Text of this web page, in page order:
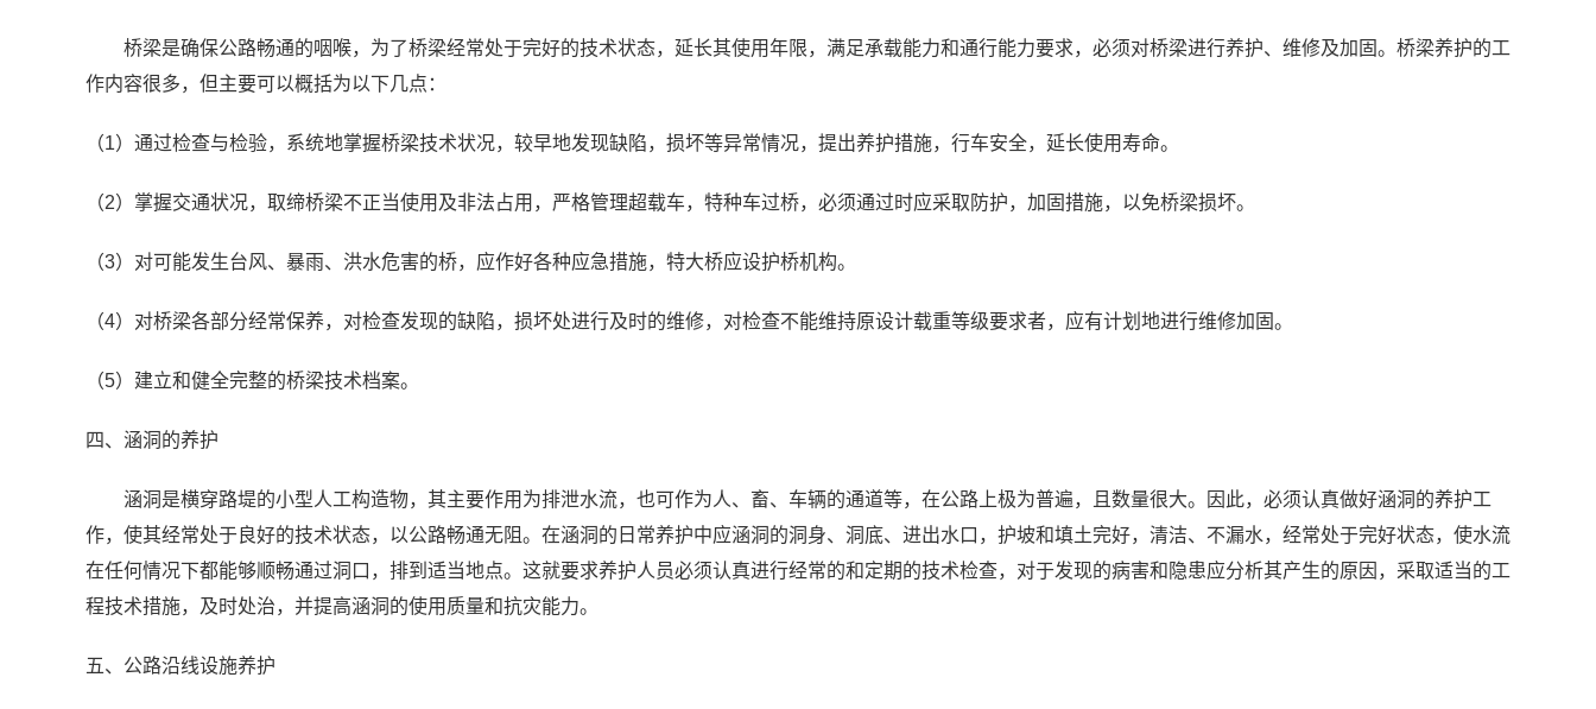
桥梁是确保公路畅通的咽喉，为了桥梁经常处于完好的技术状态，延长其使用年限，满足承载能力和通行能力要求，必须对桥梁进行养护、维修及加固。桥梁养护的工
作内容很多，但主要可以概括为以下几点：
（1）通过检查与检验，系统地掌握桥梁技术状况，较早地发现缺陷，损坏等异常情况，提出养护措施，行车安全，延长使用寿命。
（2）掌握交通状况，取缔桥梁不正当使用及非法占用，严格管理超载车，特种车过桥，必须通过时应采取防护，加固措施，以免桥梁损坏。
（3）对可能发生台风、暴雨、洪水危害的桥，应作好各种应急措施，特大桥应设护桥机构。
（4）对桥梁各部分经常保养，对检查发现的缺陷，损坏处进行及时的维修，对检查不能维持原设计载重等级要求者，应有计划地进行维修加固。
（5）建立和健全完整的桥梁技术档案。
四、涵洞的养护
涵洞是横穿路堤的小型人工构造物，其主要作用为排泄水流，也可作为人、畜、车辆的通道等，在公路上极为普遍，且数量很大。因此，必须认真做好涵洞的养护工
作，使其经常处于良好的技术状态，以公路畅通无阻。在涵洞的日常养护中应涵洞的洞身、洞底、进出水口，护坡和填土完好，清洁、不漏水，经常处于完好状态，使水流
在任何情况下都能够顺畅通过洞口，排到适当地点。这就要求养护人员必须认真进行经常的和定期的技术检查，对于发现的病害和隐患应分析其产生的原因，采取适当的工
程技术措施，及时处治，并提高涵洞的使用质量和抗灾能力。
五、公路沿线设施养护